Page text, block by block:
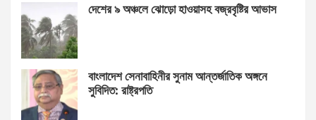
দেশের ৯ অঞ্চলে ঝোড়ো হাওয়াসহ বজ্রবৃষ্টির আভাস
বাংলাদেশ সেনাবাহিনীর সুনাম আন্তর্জাতিক অঙ্গনে
সুবিদিত: রাষ্ট্রপতি